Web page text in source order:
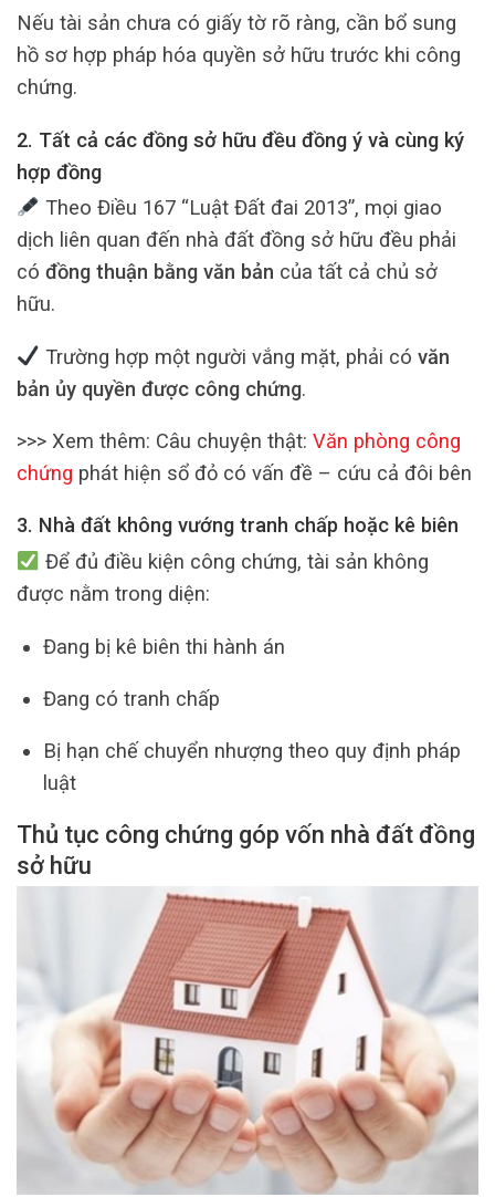
Nếu tài sản chưa có giấy tờ rõ ràng, cần bổ sung
hồ sơ hợp pháp hóa quyền sở hữu trước khi công
chứng.
2. Tất cả các đồng sở hữu đều đồng ý và cùng ký
hợp đồng
Theo Điều 167 “Luật Đất đai 2013”, mọi giao
dịch liên quan đến nhà đất đồng sở hữu đều phải
có đồng thuận bằng văn bản của tất cả chủ sở
hữu.
Trường hợp một người vắng mặt, phải có văn
bản ủy quyền được công chứng.
>>> Xem thêm: Câu chuyện thật: Văn phòng công
chứng phát hiện sổ đỏ có vấn đề – cứu cả đôi bên
3. Nhà đất không vướng tranh chấp hoặc kê biên
Để đủ điều kiện công chứng, tài sản không
được nằm trong diện:
Đang bị kê biên thi hành án
Đang có tranh chấp
Bị hạn chế chuyển nhượng theo quy định pháp
luật
Thủ tục công chứng góp vốn nhà đất đồng
sở hữu